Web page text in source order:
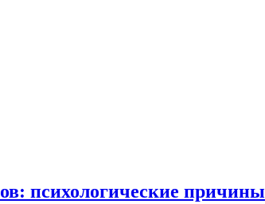
психологические причины